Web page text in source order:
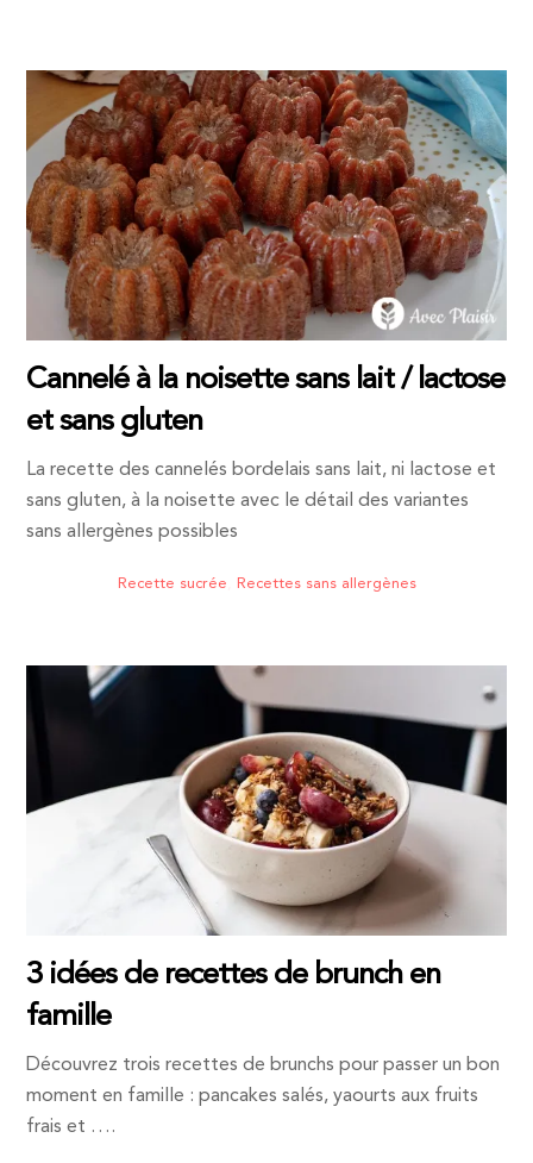
Cannelé à la noisette sans lait / lactose
et sans gluten
La recette des cannelés bordelais sans lait, ni lactose et
sans gluten, à la noisette avec le détail des variantes
sans allergènes possibles
Recette sucrée Recettes sans allergènes
3 idées de recettes de brunch en
famille
Découvrez trois recettes de brunchs pour passer un bon
moment en famille : pancakes salés, yaourts aux fruits
frais et ….